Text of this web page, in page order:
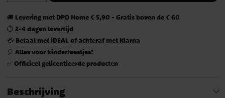
🚚 Levering met DPD Home € 5,90 - Gratis boven de € 60
⏱️ 2-4 dagen levertijd
💳 Betaal met iDEAL of achteraf met Klarna
🎈 Alles voor kinderfeestjes!
✅ Officieel gelicentieerde producten
Beschrijving